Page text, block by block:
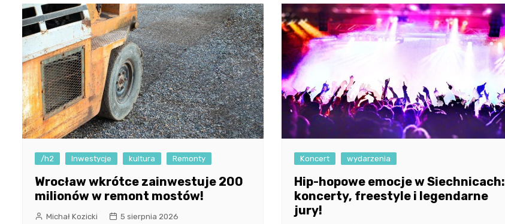
/h2 Inwestycje kultura Remonty
Wrocław wkrótce zainwestuje 200
milionów w remont mostów!
Michał Kozicki 5 sierpnia 2026
Koncert wydarzenia
Hip-hopowe emocje w Siechnicach:
koncerty, freestyle i legendarne
jury!